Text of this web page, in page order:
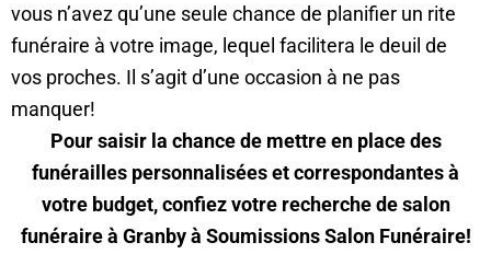
vous n’avez qu’une seule chance de planifier un rite
funéraire à votre image, lequel facilitera le deuil de
vos proches. Il s’agit d’une occasion à ne pas
manquer!
Pour saisir la chance de mettre en place des
funérailles personnalisées et correspondantes à
votre budget, confiez votre recherche de salon
funéraire à Granby à Soumissions Salon Funéraire!